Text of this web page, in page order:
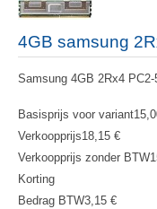
4GB samsung
Samsung 4GB 2Rx4
Basisprijs voor variant
Verkoopprijs18,15 €
Verkoopprijs zonder BTW
Korting
Bedrag BTW3,15 €